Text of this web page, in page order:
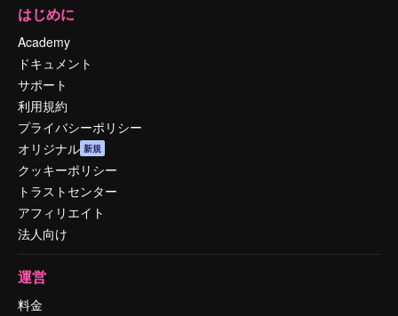
はじめに
Academy
ドキュメント
サポート
利用規約
プライバシーポリシー
オリジナル 新規
クッキーポリシー
トラストセンター
アフィリエイト
法人向け
運営
料金